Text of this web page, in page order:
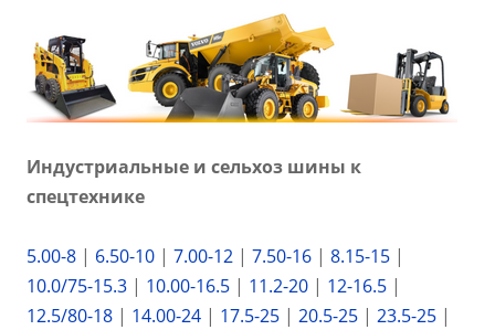
Индустриальные и сельхоз шины к
спецтехнике
5.00-8 | 6.50-10 | 7.00-12 | 7.50-16 | 8.15-15 |
10.0/75-15.3 | 10.00-16.5 | 11.2-20 | 12-16.5 |
12.5/80-18 | 14.00-24 | 17.5-25 | 20.5-25 | 23.5-25 |